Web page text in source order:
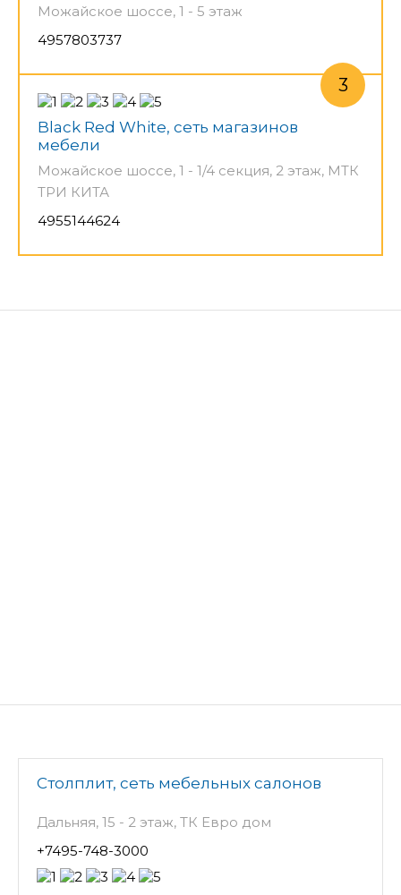
Можайское шоссе, 1 - 5 этаж
4957803737
Black Red White, сеть магазинов
мебели
Можайское шоссе, 1 - 1/4 секция, 2 этаж, МТК
ТРИ КИТА
4955144624
Столплит, сеть мебельных салонов
Дальняя, 15 - 2 этаж, ТК Евро дом
+7495-748-3000